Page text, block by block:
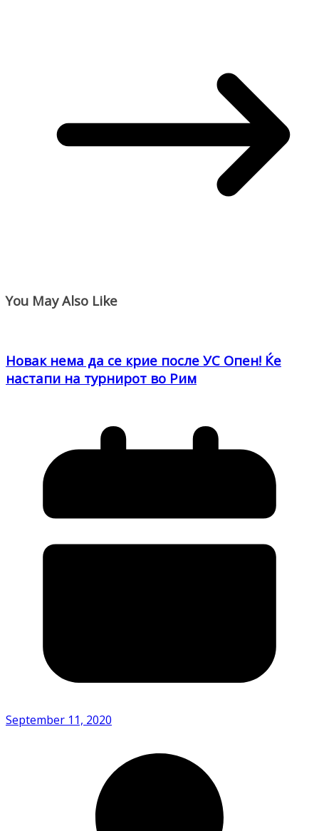
You May Also Like
Новак нема да се крие после УС Опен! Ќе
настапи на турнирот во Рим
September 11, 2020